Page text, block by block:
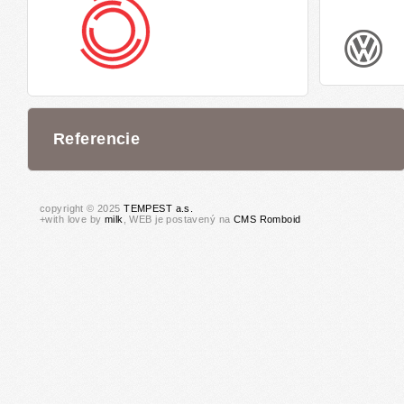
Referencie
copyright © 2025TEMPEST a.s.
+with love by milk , WEB je postavený na CMS Romboid